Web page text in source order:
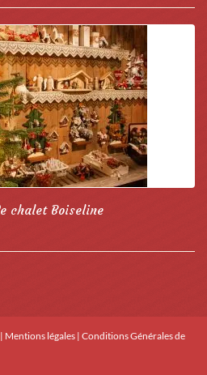
chalet Boiseline
Mentions légales | Conditions Générales de